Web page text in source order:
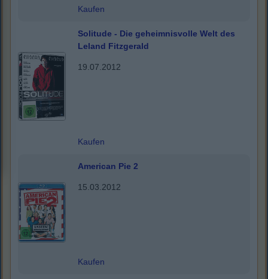
Kaufen
Solitude - Die geheimnisvolle Welt des
Leland Fitzgerald
19.07.2012
Kaufen
American Pie 2
15.03.2012
Kaufen